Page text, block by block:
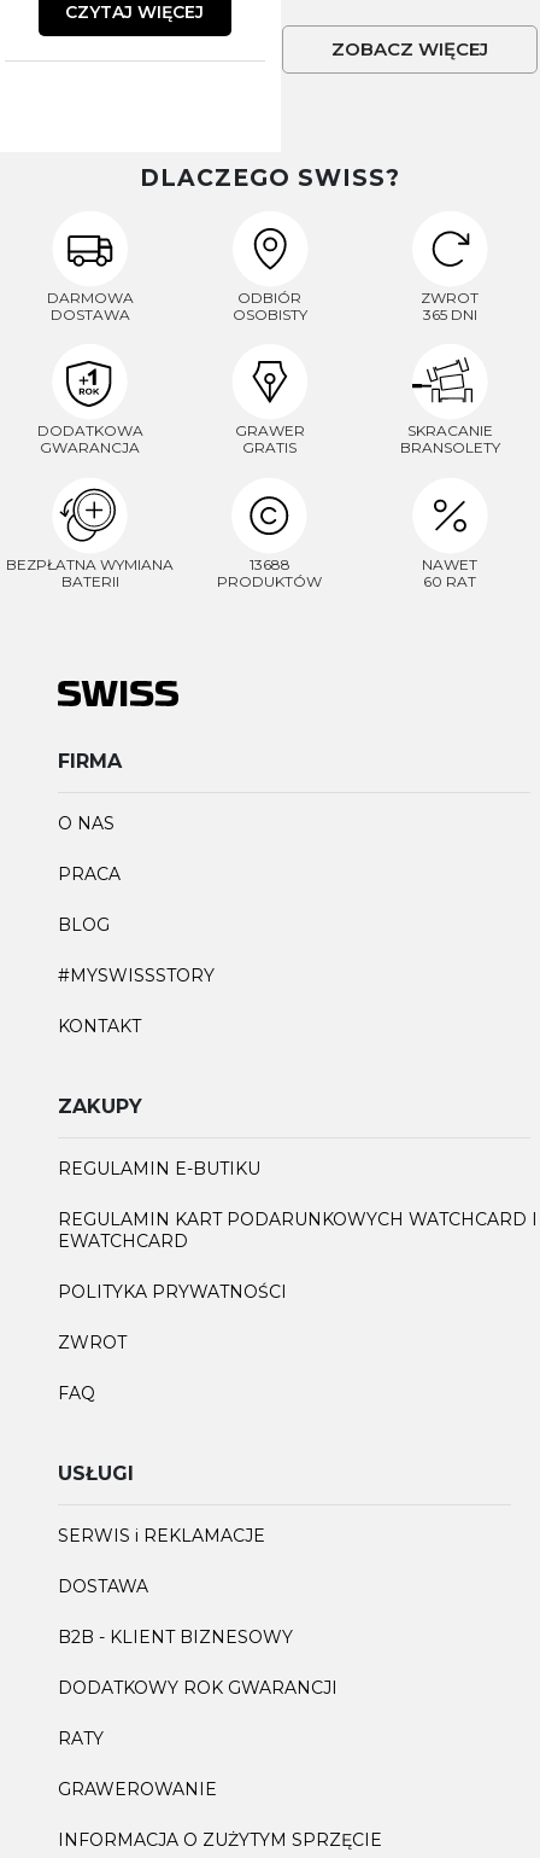
CZYTAJ WIĘCEJ
ZOBACZ WIĘCEJ
DLACZEGO SWISS?
DARMOWA
DOSTAWA
ODBIÓR
OSOBISTY
ZWROT
365 DNI
DODATKOWA
GWARANCJA
GRAWER
GRATIS
SKRACANIE
BRANSOLETY
BEZPŁATNA WYMIANA
BATERII
13688
PRODUKTÓW
NAWET
60 RAT
FIRMA
O NAS
PRACA
BLOG
#MYSWISSSTORY
KONTAKT
ZAKUPY
REGULAMIN E-BUTIKU
REGULAMIN KART PODARUNKOWYCH WATCHCARD I
EWATCHCARD
POLITYKA PRYWATNOŚCI
ZWROT
FAQ
USŁUGI
SERWIS i REKLAMACJE
DOSTAWA
B2B - KLIENT BIZNESOWY
DODATKOWY ROK GWARANCJI
RATY
GRAWEROWANIE
INFORMACJA O ZUŻYTYM SPRZĘCIE